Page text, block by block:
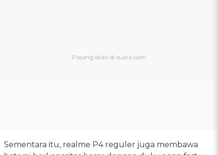
Sementara itu, realme P4 reguler juga membawa